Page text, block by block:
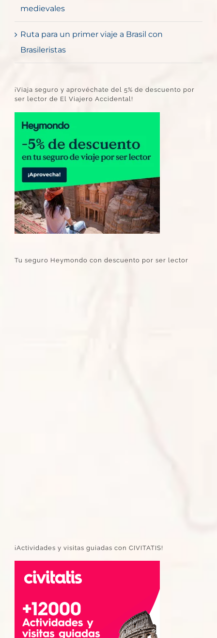
medievales
Ruta para un primer viaje a Brasil con
Brasileristas
¡Viaja seguro y aprovéchate del 5% de descuento por
ser lector de El Viajero Accidental!
Tu seguro Heymondo con descuento por ser lector
¡Actividades y visitas guiadas con CIVITATIS!